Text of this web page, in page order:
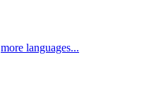
more languages...